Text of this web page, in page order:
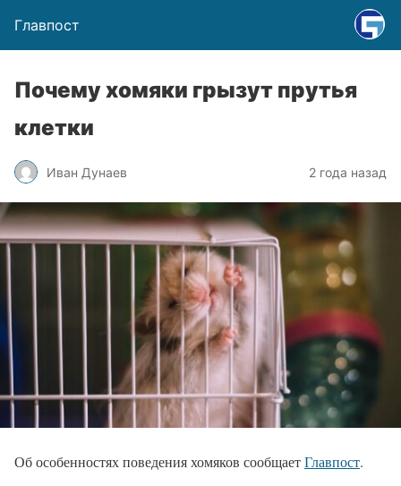
Главпост
Почему хомяки грызут прутья
клетки
Иван Дунаев 2 года назад
Об особенностях поведения хомяков сообщаетГлавпост.